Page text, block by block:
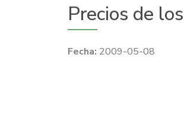
Precios de
2009-05-08